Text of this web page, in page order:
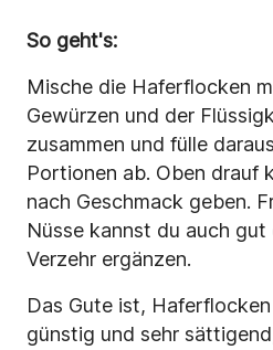
So geht's:
Mische die Haferflocken
Gewürzen und der
zusammen und fülle
Portionen ab. Oben drauf
nach Geschmack geben.
Nüsse kannst du auch
Verzehr ergänzen.
Das Gute ist,
günstig und sehr